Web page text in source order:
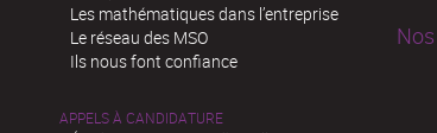
Les mathématiques dans l’entreprise
Le réseau des MSO
Ils nous font confiance
APPELS À CANDIDATURE